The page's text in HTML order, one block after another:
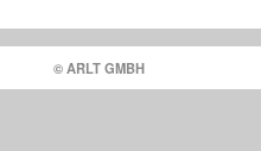
© ARLT GMBH